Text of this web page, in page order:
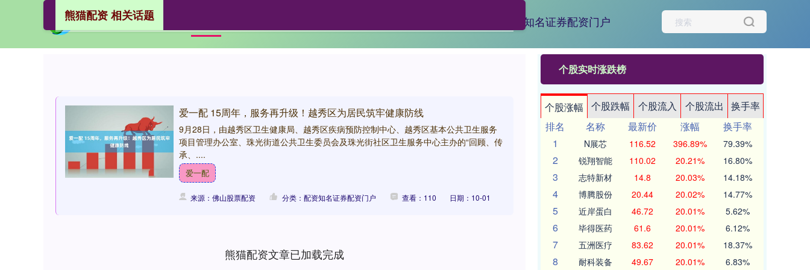
配资知名证券配资门户
熊猫配资 相关话题
爱一配 15周年，服务再升级！越秀区为居民筑牢健康防线
9月28日，由越秀区卫生健康局、越秀区疾病预防控制中心、越秀区基本公共卫生服务
项目管理办公室、珠光街道公共卫生委员会及珠光街社区卫生服务中心主办的“回顾、传
承、....
爱一配
来源：佛山股票配资 分类：配资知名证券配资门户 查看：110 日期：10-01
熊猫配资文章已加载完成
个股实时涨跌榜
个股涨幅 个股跌幅 个股流入 个股流出
换手率
排名
名称 最新价 涨幅
换手率
1
N展芯 116.52 396.89% 79.39%
2 锐翔智能 110.02 20.21% 16.80%
3 志特新材 14.8 20.03% 14.18%
4 博腾股份 20.44 20.02% 14.77%
5 近岸蛋白 46.72 20.01% 5.62%
6 毕得医药 61.6 20.01% 6.12%
7 五洲医疗 83.62 20.01% 18.37%
8 耐科装备 49.67 20.01% 6.83%